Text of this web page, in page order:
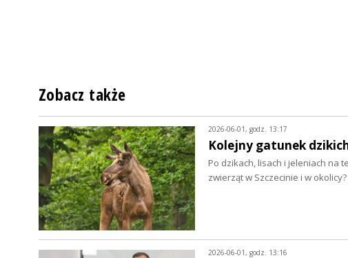
Zobacz także
2026-06-01, godz. 13:17
Kolejny gatunek
Po dzikach, lisach i jeleniach na
zwierząt w Szczecinie i w okolicy?
2026-06-01, godz. 13:16